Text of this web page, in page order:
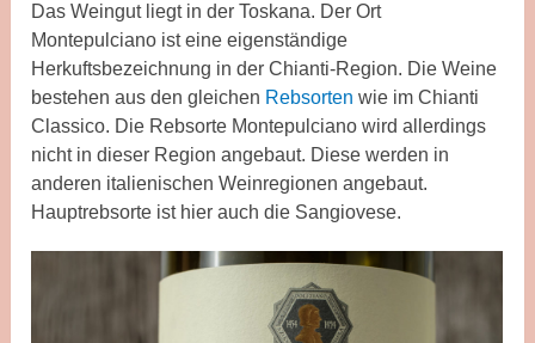
Das Weingut liegt in der Toskana. Der Ort
Montepulciano ist eine eigenständige
Herkuftsbezeichnung in der Chianti-Region. Die Weine
bestehen aus den gleichen Rebsorten wie im Chianti
Classico. Die Rebsorte Montepulciano wird allerdings
nicht in dieser Region angebaut. Diese werden in
anderen italienischen Weinregionen angebaut.
Hauptrebsorte ist hier auch die Sangiovese.